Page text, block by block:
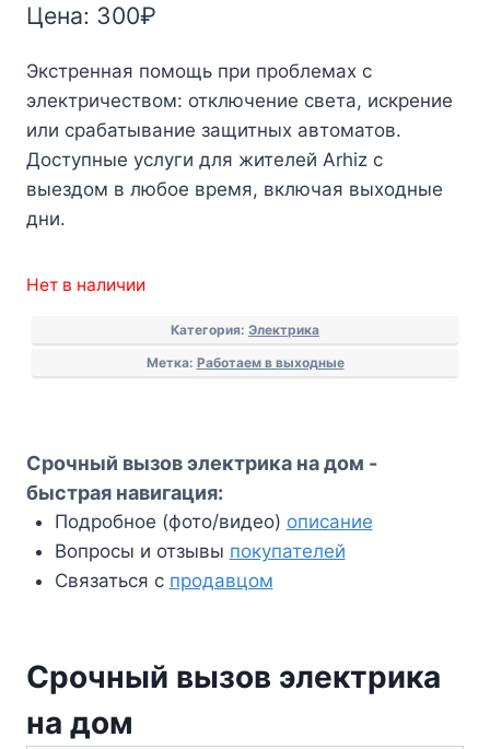
Цена: 300₽
Экстренная помощь при проблемах с
электричеством: отключение света, искрение
или срабатывание защитных автоматов.
Доступные услуги для жителей Arhiz с
выездом в любое время, включая выходные
дни.
Нет в наличии
Категория: Электрика
Метка: Работаем в выходные
Срочный вызов электрика на дом -
быстрая навигация:
Подробное (фото/видео) описание
Вопросы и отзывы покупателей
Связаться с продавцом
Срочный вызов электрика
на дом